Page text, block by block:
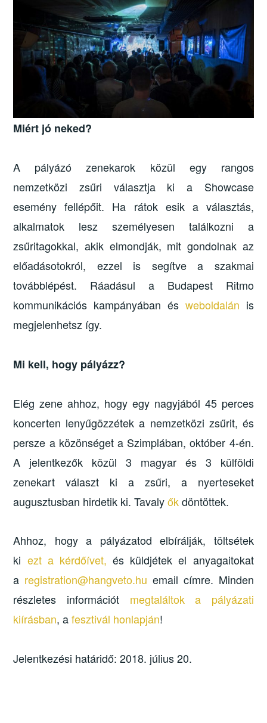
Miért jó neked?
A pályázó zenekarok közül egy rangos
nemzetközi zsűri választja ki a Showcase
esemény fellépőit. Ha rátok esik a választás,
alkalmatok lesz személyesen találkozni a
zsűritagokkal, akik elmondják, mit gondolnak az
előadásotokról, ezzel is segítve a szakmai
továbblépést. Ráadásul a Budapest Ritmo
kommunikációs kampányában és weboldalán is
megjelenhetsz így.
Mi kell, hogy pályázz?
Elég zene ahhoz, hogy egy nagyjából 45 perces
koncerten lenyűgözzétek a nemzetközi zsűrit, és
persze a közönséget a Szimplában, október 4-én.
A jelentkezők közül 3 magyar és 3 külföldi
zenekart választ ki a zsűri, a nyerteseket
augusztusban hirdetik ki. Tavalyőkdöntöttek.
Ahhoz, hogy a pályázatod elbírálják, töltsétek
ki ezt a kérdőívet, és küldjétek el anyagaitokat
a registration@hangveto.hu email címre. Minden
részletes információtmegtaláltok a pályázati
kiírásban, afesztivál honlapján!
Jelentkezési határidő: 2018. július 20.